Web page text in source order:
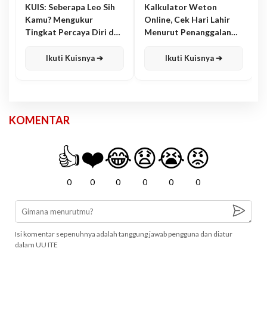
KUIS: Seberapa Leo Sih
Kamu? Mengukur
Tingkat Percaya Diri dan
Ikuti Kuisnya ➔
Kalkulator Weton
Online, Cek Hari Lahir
Menurut Penanggalan
Ikuti Kuisnya ➔
KOMENTAR
👍
0
❤️
0
😂
0
😧
0
😭
0
😡
0
Isi komentar sepenuhnya adalah tanggung jawab pengguna dan diatur
dalam UU ITE